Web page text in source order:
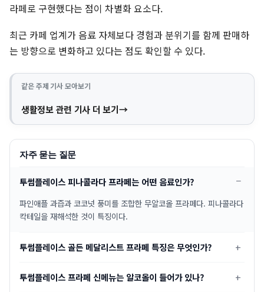
라페로 구현했다는 점이 차별화 요소다.
최근 카페 업계가 음료 자체보다 경험과 분위기를 함께 판매하
는 방향으로 변화하고 있다는 점도 확인할 수 있다.
같은 주제 기사 모아보기
생활정보 관련 기사 더 보기
자주 묻는 질문
투썸플레이스 피나콜라다 프라페는 어떤 음료인가?
파인애플 과즙과 코코넛 풍미를 조합한 무알코올 프라페다. 피나콜라다
칵테일을 재해석한 것이 특징이다.
투썸플레이스 골든 메달리스트 프라페 특징은 무엇인가?
투썸플레이스 프라페 신메뉴는 알코올이 들어가 있나?